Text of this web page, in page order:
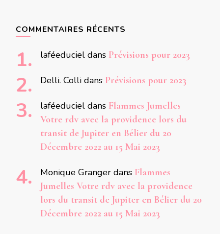
COMMENTAIRES RÉCENTS
laféeduciel dans Prévisions pour 2023
Delli. Colli dans Prévisions pour 2023
laféeduciel dans Flammes Jumelles
Votre rdv avec la providence lors du
transit de Jupiter en Bélier du 20
Décembre 2022 au 15 Mai 2023
Monique Granger dans Flammes
Jumelles Votre rdv avec la providence
lors du transit de Jupiter en Bélier du 20
Décembre 2022 au 15 Mai 2023